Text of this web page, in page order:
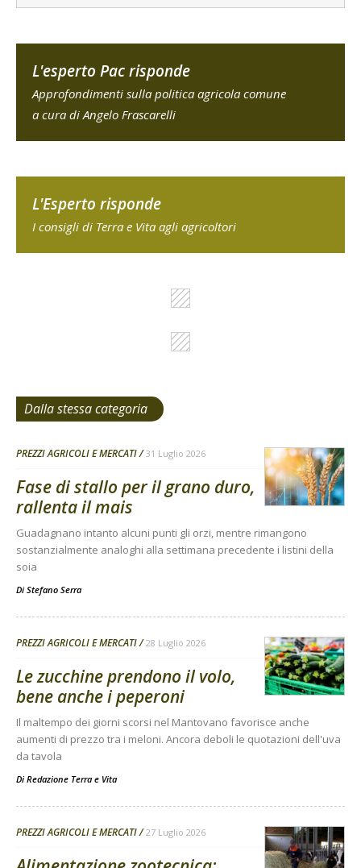
L'esperto Pac risponde
Approfondimenti sulla politica agricola comune
a cura di Angelo Frascarelli
L'Esperto risponde
I consigli di Terra e Vita agli agricoltori
Dalla stessa categoria
PREZZI AGRICOLI E MERCATI 31 Luglio 2026
Fase di stallo per il grano duro,
rallenta il mais
Guadagnano intanto alcuni punti gli orzi, mentre rimangono
sostanzialmente analoghi alla settimana precedente i listini della
soia
Di Stefano Serra
PREZZI AGRICOLI E MERCATI 28 Luglio 2026
Le zucchine prendono il volo,
bene anche i peperoni
Il maltempo dei giorni scorsi nel Mantovano favorisce anche
aumenti di prezzo tra i meloni. Ancora deboli le quotazioni dell'uva
da tavola
Di Redazione Terra e Vita
PREZZI AGRICOLI E MERCATI 27 Luglio 2026